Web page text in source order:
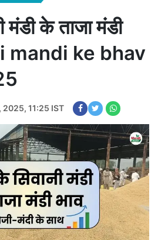
के ताजा मंडी
mandi ke bhav
2025, 11:25 IST